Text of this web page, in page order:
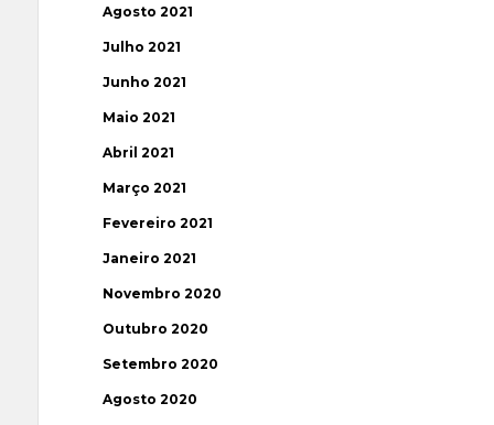
Agosto 2021
Julho 2021
Junho 2021
Maio 2021
Abril 2021
Março 2021
Fevereiro 2021
Janeiro 2021
Novembro 2020
Outubro 2020
Setembro 2020
Agosto 2020